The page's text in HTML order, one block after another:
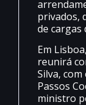
privados,
de cargas
Em
reunirá
Silva,
Passos
ministro